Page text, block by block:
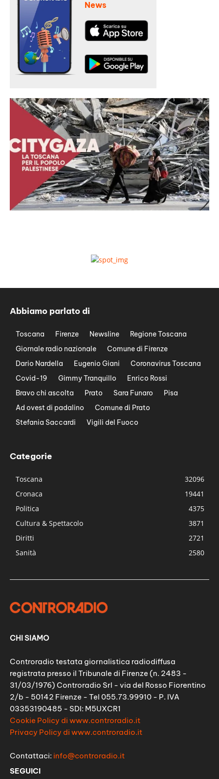
News
Abbiamo parlato di
Toscana Firenze Newsline
Regione Toscana
Giornale radio nazionale
Comune di Firenze
Dario Nardella
Eugenio Giani
Coronavirus Toscana
Covid-19
Gimmy Tranquillo
Enrico Rossi
Bravo chi ascolta
Prato Sara Funaro
Pisa
Ad ovest di padalino
Comune di Prato
Stefania Saccardi
Vigili del Fuoco
Categorie
Toscana
32096
Cronaca
19441
Politica
4375
Cultura & Spettacolo
3871
Diritti
2721
Sanità
2580
CHI SIAMO
Controradio testata giornalistica radiodiffusa
registrata presso il Tribunale di Firenze (n. 2483 -
31/03/1976) Controradio Srl - via del Rosso Fiorentino
2/b - 50142 Firenze - Tel 055.73.99910 - P. IVA
03353190485 - SDI: M5UXCR1
Cookie Policy di www.controradio.it
Privacy Policy di www.controradio.it
Contattaci: info@controradio.it
SEGUICI